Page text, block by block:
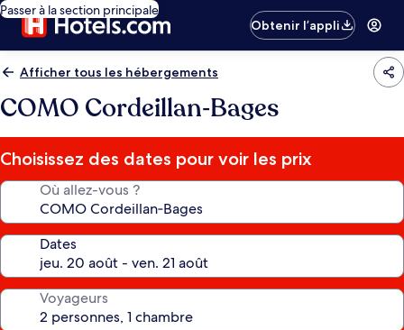
Passer à la section principale
Obtenir l’appli
Afficher tous les hébergements
COMO Cordeillan‑Bages
Choisissez des dates pour voir les prix
Où allez-vous ?
Dates
Voyageurs